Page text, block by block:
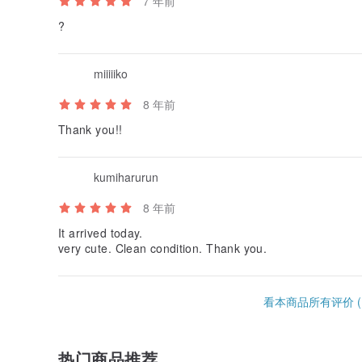
?
miiiiiko
8 年前
Thank you!!
kumiharurun
8 年前
It arrived today.
very cute. Clean condition. Thank you.
看本商品所有评价